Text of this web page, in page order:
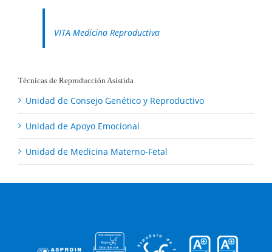
VITA Medicina Reproductiva
Técnicas de Reproducción Asistida
Unidad de Consejo Genético y Reproductivo
Unidad de Apoyo Emocional
Unidad de Medicina Materno-Fetal